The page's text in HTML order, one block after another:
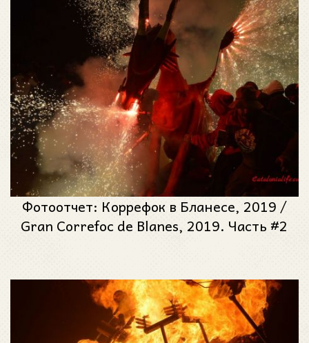
Фотоотчет: Коррефок в Бланесе, 2019 /
Gran Correfoc de Blanes, 2019. Часть #2